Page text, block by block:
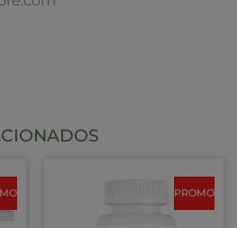
PROMO